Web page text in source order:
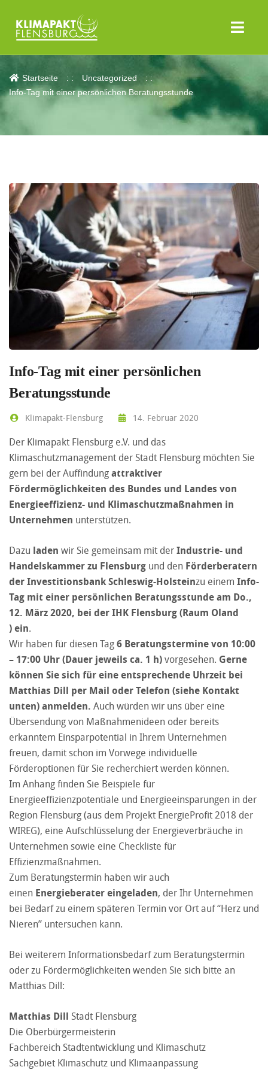
Aktuelles
Startseite
Uncategorized
Info-Tag mit einer persönlichen Beratungsstunde
Info-Tag mit einer persönlichen
Beratungsstunde
Klimapakt-Flensburg 14. Februar 2020
Der Klimapakt Flensburg e.V. und das
Klimaschutzmanagement der Stadt Flensburg möchten Sie
gern bei der Auffindungattraktiver
Fördermöglichkeiten des Bundes und Landes von
Energieeffizienz- und Klimaschutzmaßnahmen in
Unternehmen unterstützen.
Dazu laden wir Sie gemeinsam mit derIndustrie- und
Handelskammer zu Flensburg und den Förderberatern
der Investitionsbank Schleswig-Holsteinzu einem Info-
Tag mit einer persönlichen Beratungsstunde am Do.,
12. März 2020, bei der IHK Flensburg (Raum Oland
) ein.
Wir haben für diesen Tag6 Beratungstermine von 10:00
– 17:00 Uhr (Dauer jeweils ca. 1 h)vorgesehen. Gerne
können Sie sich für eine entsprechende Uhrzeit bei
Matthias Dill per Mail oder Telefon (siehe Kontakt
unten) anmelden. Auch würden wir uns über eine
Übersendung von Maßnahmenideen oder bereits
erkanntem Einsparpotential in Ihrem Unternehmen
freuen, damit schon im Vorwege individuelle
Förderoptionen für Sie recherchiert werden können.
Im Anhang finden Sie Beispiele für
Energieeffizienzpotentiale und Energieeinsparungen in der
Region Flensburg (aus dem Projekt EnergieProfit 2018 der
WIREG), eine Aufschlüsselung der Energieverbräuche in
Unternehmen sowie eine Checkliste für
Effizienzmaßnahmen.
Zum Beratungstermin haben wir auch
einen Energieberater eingeladen, der Ihr Unternehmen
bei Bedarf zu einem späteren Termin vor Ort auf “Herz und
Nieren” untersuchen kann.
Bei weiterem Informationsbedarf zum Beratungstermin
oder zu Fördermöglichkeiten wenden Sie sich bitte an
Matthias Dill:
Matthias Dill Stadt Flensburg
Die Oberbürgermeisterin
Fachbereich Stadtentwicklung und Klimaschutz
Sachgebiet Klimaschutz und Klimaanpassung